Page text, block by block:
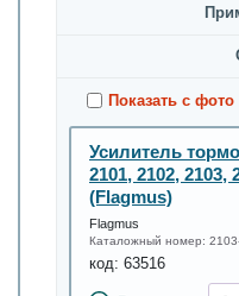
Показать с фото
Усилитель
2101, 2102, 2103,
(Flagmus)
Flagmus
Каталожный номер:
код: 63516